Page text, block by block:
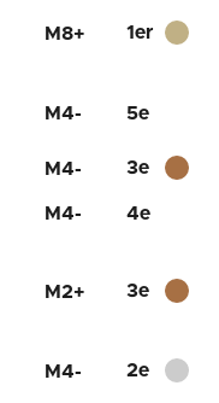
M8+ 1er
M4- 5e
M4- 3e
M4- 4e
M2+ 3e
M4- 2e